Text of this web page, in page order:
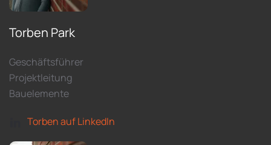
Torben Park
Geschäftsführer
Projektleitung
Bauelemente
Torben auf LinkedIn